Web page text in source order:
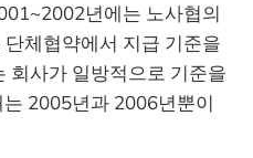
년에는 노사협의
체협약에서 지급 기준을
회사가 일방적으로 기준을
2005년과 2006년뿐이